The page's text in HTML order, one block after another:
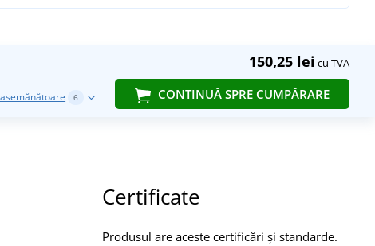
150,25 lei cu TVA
CONTINUĂ SPRE CUMPĂRARE
6
Certificate
Produsul are aceste certificări și standarde.